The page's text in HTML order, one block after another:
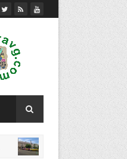
La Habana 2016: Vuelta en